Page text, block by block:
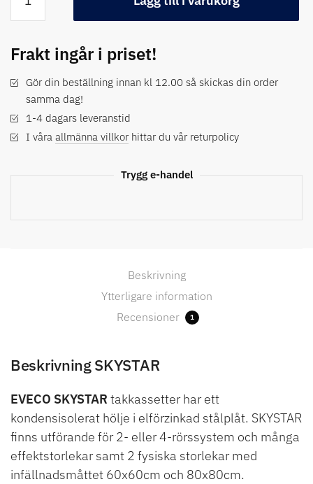
Frakt ingår i priset!
Gör din beställning innan kl 12.00 så skickas din order
samma dag!
1-4 dagars leveranstid
I våra allmänna villkorhittar du vår returpolicy
Trygg e-handel
Beskrivning
Ytterligare information
Recensioner
1
Beskrivning SKYSTAR
EVECO SKYSTAR takkassetter har ett
kondensisolerat hölje i elförzinkad stålplåt. SKYSTAR
finns utförande för 2- eller 4-rörssystem och många
effektstorlekar samt 2 fysiska storlekar med
infällnadsmåttet 60x60cm och 80x80cm.